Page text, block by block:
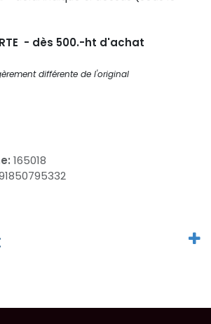
- dès 500.-ht d'achat
différente de l'original
165018